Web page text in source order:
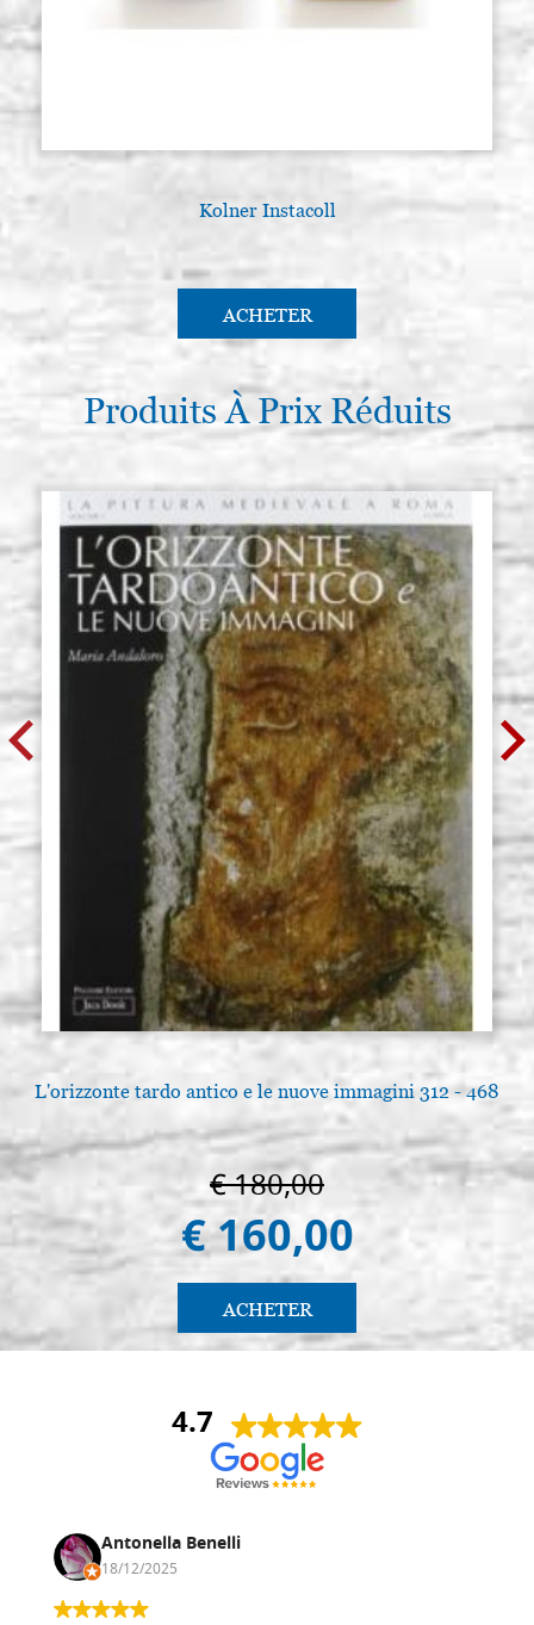
Kolner Instacoll
ACHETER
Produits À Prix Réduits
L'orizzonte tardo antico e le nuove immagini 312 - 468
€ 180,00
€ 160,00
ACHETER
4.7
Antonella Benelli
18/12/2025